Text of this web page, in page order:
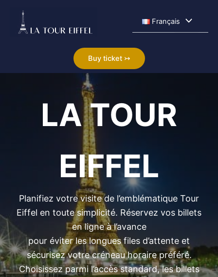
contenu
Français
Buy ticket ↣
LA TOUR
EIFFEL
Planifiez votre visite de l’emblématique Tour
Eiffel en toute simplicité. Réservez vos billets
en ligne à l’avance
pour éviter les longues files d’attente et
sécurisez votre créneau horaire préféré.
Choisissez parmi l’accès standard, les billets